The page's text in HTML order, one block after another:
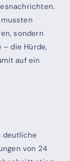
sondern
die Hürde,
auf ein
deutliche
von 24